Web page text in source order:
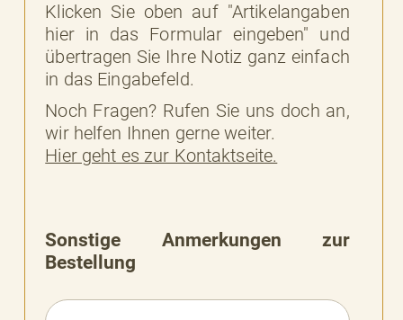
Klicken Sie oben auf "Artikelangaben
hier in das Formular eingeben" und
übertragen Sie Ihre Notiz ganz einfach
in das Eingabefeld.
Noch Fragen? Rufen Sie uns doch an,
wir helfen Ihnen gerne weiter.
Hier geht es zur Kontaktseite.
Sonstige Anmerkungen zur
Bestellung